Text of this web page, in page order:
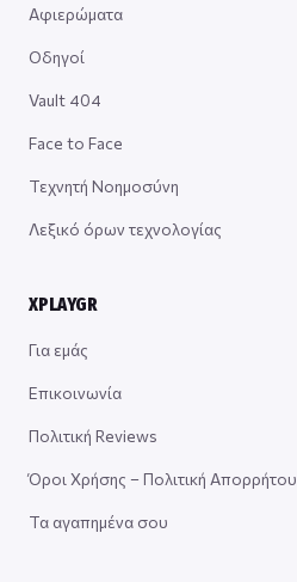
Αφιερώματα
Οδηγοί
Vault 404
Face to Face
Τεχνητή Νοημοσύνη
Λεξικό όρων τεχνολογίας
XPLAYGR
Για εμάς
Επικοινωνία
Πολιτική Reviews
Όροι Χρήσης – Πολιτική Απορρήτου
Τα αγαπημένα σου